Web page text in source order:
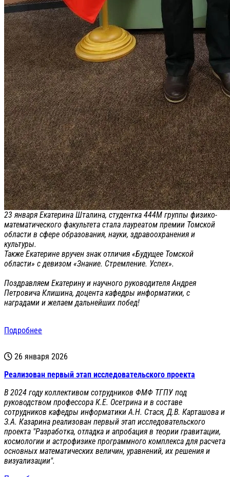
23 января Екатерина Шталина, студентка 444М группы физико-
математического факультета стала лауреатом премии Томской
области в сфере образования, науки, здравоохранения и
культуры.
Также Екатерине вручен знак отличия «Будущее Томской
области» с девизом «Знание. Стремление. Успех».
Поздравляем Екатерину и научного руководителя Андрея
Петровича Клишина, доцента кафедры информатики, с
наградами и желаем дальнейших побед!
Подробнее
26 января 2026
Реализован первый этап исследовательского проекта
В 2024 году коллективом сотрудников ФМФ ТГПУ под
руководством профессора К.Е. Осетрина и в составе
сотрудников кафедры информатики А.Н. Стася, Д.В. Карташова и
З.А. Казарина реализован первый этап исследовательского
проекта "Разработка, отладка и апробация в теории гравитации,
космологии и астрофизике программного комплекса для расчета
основных математических величин, уравнений, их решения и
визуализации".